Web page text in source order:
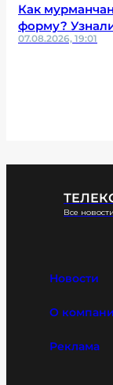
Как
форму?
07.08.2026, 19:01
Все
Новости
О
Реклама